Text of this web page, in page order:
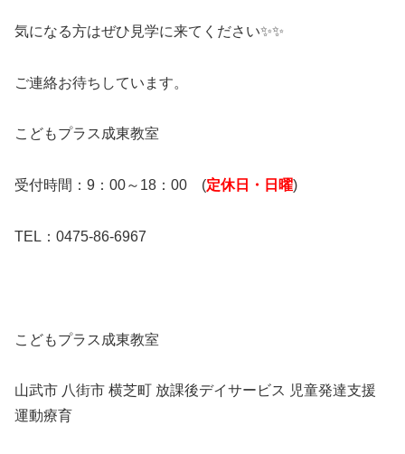
気になる方はぜひ見学に来てください✨✨
ご連絡お待ちしています。
こどもプラス成東教室
受付時間：9：00～18：00 (定休日・日曜)
TEL：0475-86-6967
こどもプラス成東教室
山武市 八街市 横芝町 放課後デイサービス 児童発達支援
運動療育